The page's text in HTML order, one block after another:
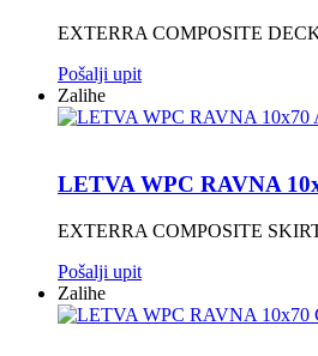
EXTERRA COMPOSITE
Pošalji upit
Zalihe
LETVA WPC RAVNA
EXTERRA COMPOSITE
Pošalji upit
Zalihe